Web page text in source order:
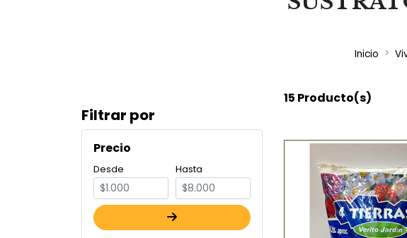
Inicio
Filtrar por
Precio
Desde Hasta
15 Producto(s)